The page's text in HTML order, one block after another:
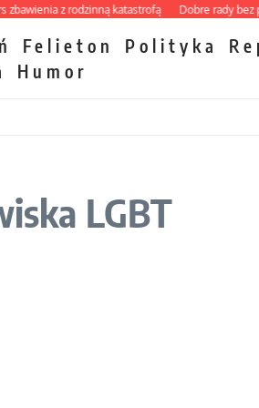
z rodzinną katastrofą Dobre rady bez
Felieton Polityka
Humor
LGBT